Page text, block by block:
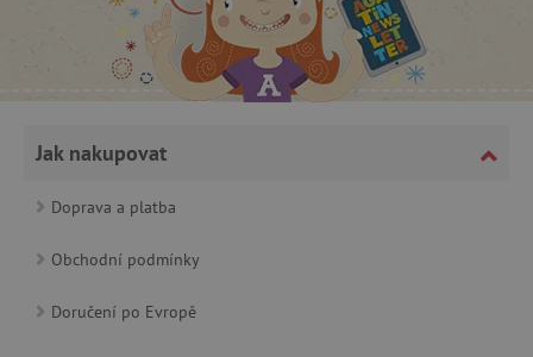
Jak nakupovat
Doprava a platba
Obchodní podmínky
Doručení po Evropě
CookieScriptConsent
CookieScript
www.agatinsvet.cz